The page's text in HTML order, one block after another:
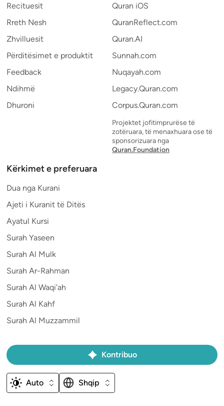
Recituesit
Rreth Nesh
Zhvilluesit
Përditësimet e produktit
Feedback
Ndihmë
Dhuroni
Quran iOS
QuranReflect.com
Quran.AI
Sunnah.com
Nuqayah.com
Legacy.Quran.com
Corpus.Quran.com
Projektet jofitimprurëse të
zotëruara, të menaxhuara ose të
sponsorizuara nga
Quran.Foundation
Kërkimet e preferuara
Dua nga Kurani
Ajeti i Kuranit të Ditës
Ayatul Kursi
Surah Yaseen
Surah Al Mulk
Surah Ar-Rahman
Surah Al Waqi'ah
Surah Al Kahf
Surah Al Muzzammil
Kontribuo
Auto Shqip